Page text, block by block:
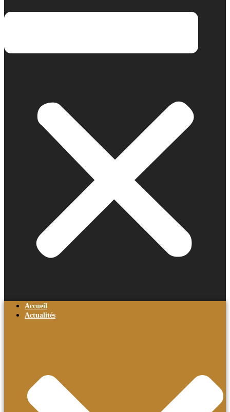
Accueil
Actualités